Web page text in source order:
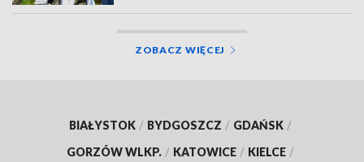
ZOBACZ WIĘCEJ
BIAŁYSTOK / BYDGOSZCZ / GDAŃSK /
GORZÓW WLKP. / KATOWICE / KIELCE /